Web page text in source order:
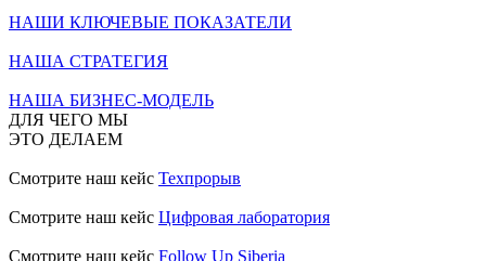
НАШИ КЛЮЧЕВЫЕ ПОКАЗАТЕЛИ
НАША СТРАТЕГИЯ
НАША БИЗНЕС-МОДЕЛЬ
ДЛЯ ЧЕГО МЫ
ЭТО ДЕЛАЕМ
Смотрите наш кейс Техпрорыв
Смотрите наш кейс Цифровая лаборатория
Смотрите наш кейс Follow Up Siberia